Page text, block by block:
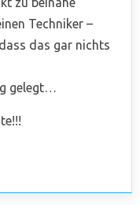
Techniker –
das gar nichts
gelegt…